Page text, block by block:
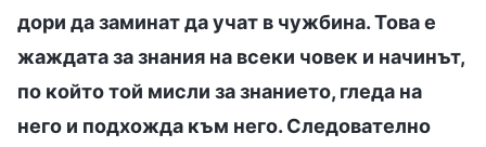
дори да заминат да учат в чужбина. Това е
жаждата за знания на всеки човек и начинът,
по който той мисли за знанието, гледа на
него и подхожда към него. Следователно